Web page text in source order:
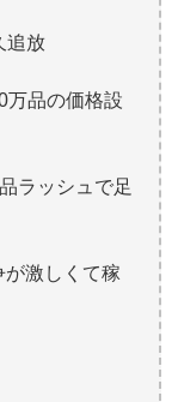
追放
万品の価格設
ラッシュで足
が激しくて稼